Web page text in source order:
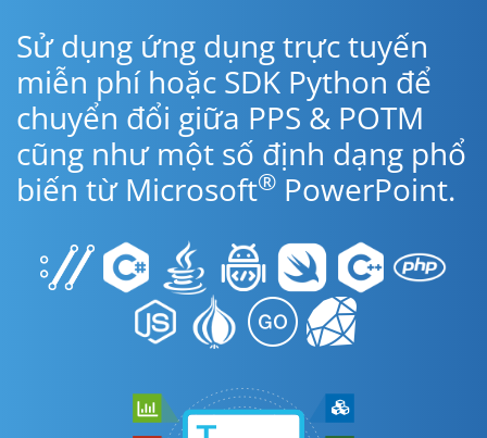
Sử dụng ứng dụng trực tuyến
miễn phí hoặc SDK Python để
chuyển đổi giữa PPS & POTM
cũng như một số định dạng phổ
biến từ Microsoft® PowerPoint.